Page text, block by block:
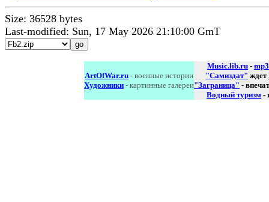
Size: 36528 bytes
Last-modified: Sun, 17 May 2026 21:10:00 GmT
ArtOfWar.ru - военные истории
Художники - картинные галереи
Music.lib.ru - mp3
"Самиздат" ждет
"Заграница" -
Водный туризм -